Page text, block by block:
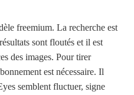
freemium. La recherche est
sont floutés et il est
des images. Pour tirer
est nécessaire. Il
semblent fluctuer, signe